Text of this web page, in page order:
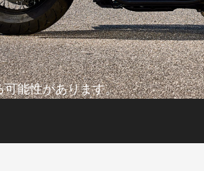
能性があります。